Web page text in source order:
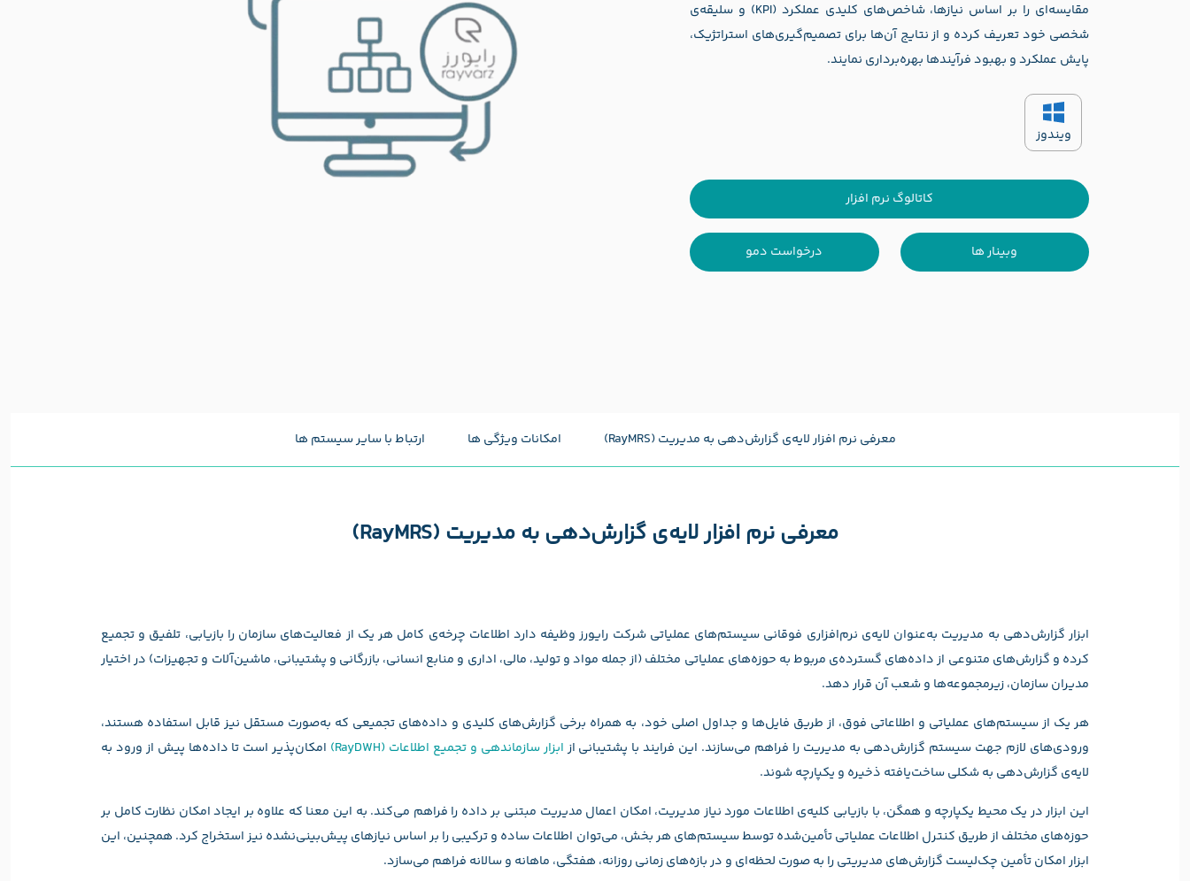
مقایسه‌ای را بر اساس نیازها، شاخص‌های کلیدی عملکرد (KPI) و سلیقه‌ی
شخصی خود تعریف کرده و از نتایج آن‌ها برای تصمیم‌گیری‌های استراتژیک،
پایش عملکرد و بهبود فرآیندها بهره‌برداری نمایند.
ویندوز
کاتالوگ نرم افزار
وبینار ها درخواست دمو
معرفی نرم افزار لایه‌ی گزارش‌دهي به مديريت (RayMRS) امکانات ویژگی ها ارتباط با سایر سیستم ها
معرفی نرم افزار لایه‌ی گزارش‌دهي به مديريت (RayMRS)
ابزار گزارش‌دهی به مدیریت به‌عنوان لایه‌ی نرم‌افزاری فوقانی سیستم‌های عملیاتی شرکت رايورز وظیفه دارد اطلاعات چرخه‌ی کامل هر یک از فعالیت‌های سازمان را بازیابی، تلفیق و تجمیع
کرده و گزارش‌های متنوعی از داده‌های گسترده‌ی مربوط به حوزه‌های عملیاتی مختلف (از جمله مواد و تولید، مالی، اداری و منابع انسانی، بازرگانی و پشتیبانی، ماشین‌آلات و تجهیزات) در اختیار
مدیران سازمان، زیرمجموعه‌ها و شعب آن قرار دهد.
هر یک از سیستم‌های عملیاتی و اطلاعاتی فوق، از طریق فایل‌ها و جداول اصلی خود، به همراه برخی گزارش‌های کلیدی و داده‌های تجمیعی که به‌صورت مستقل نیز قابل استفاده هستند،
ورودی‌های لازم جهت سیستم گزارش‌دهی به مدیریت را فراهم می‌سازند. این فرایند با پشتیبانی از ابزار سازماندهی و تجمیع اطلاعات (RayDWH)
امکان‌پذیر است تا داده‌ها پیش از ورود به
لایه‌ی گزارش‌دهی به شکلی ساخت‌یافته ذخیره و یکپارچه شوند.
این ابزار در یک محیط یکپارچه و همگن، با بازیابی کلیه‌ی اطلاعات مورد نیاز مدیریت، امکان اعمال مدیریت مبتنی بر داده را فراهم می‌کند. به این معنا که علاوه بر ایجاد امکان نظارت کامل بر
حوزه‌های مختلف از طریق کنترل اطلاعات عملیاتی تأمین‌شده توسط سیستم‌های هر بخش، می‌توان اطلاعات ساده و ترکیبی را بر اساس نیازهای پیش‌بینی‌نشده نیز استخراج کرد. همچنین، این
ابزار امکان تأمین چک‌لیست گزارش‌های مدیریتی را به صورت لحظه‌ای و در بازه‌های زمانی روزانه، هفتگی، ماهانه و سالانه فراهم می‌سازد.